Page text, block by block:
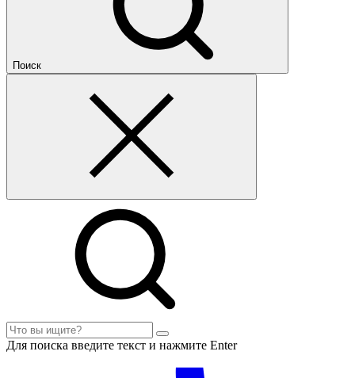
Поиск
Для поиска введите текст и нажмите Enter